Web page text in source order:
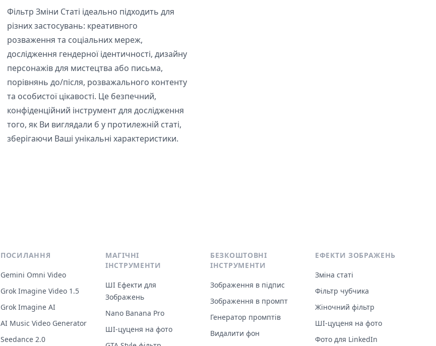
Фільтр Зміни Статі ідеально підходить для
різних застосувань: креативного
розваження та соціальних мереж,
дослідження гендерної ідентичності, дизайну
персонажів для мистецтва або письма,
порівнянь до/після, розважального контенту
та особистої цікавості. Це безпечний,
конфіденційний інструмент для дослідження
того, як Ви виглядали б у протилежній статі,
зберігаючи Ваші унікальні характеристики.
ПОСИЛАННЯ
Gemini Omni Video
Grok Imagine Video 1.5
Grok Imagine AI
AI Music Video Generator
Seedance 2.0
МАГІЧНІ
ІНСТРУМЕНТИ
ШІ Ефекти для
Зображень
Nano Banana Pro
ШІ-цуценя на фото
БЕЗКОШТОВНІ
ІНСТРУМЕНТИ
Зображення в підпис
Зображення в промпт
Генератор промптів
Видалити фон
ЕФЕКТИ ЗОБРАЖЕНЬ
Зміна статі
Фільтр чубчика
Жіночний фільтр
ШІ-цуценя на фото
Фото для LinkedIn